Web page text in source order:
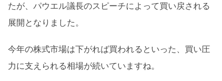
たが、パウエル議長のスピーチによって買い戻される
展開となりました。
今年の株式市場は下がれば買われるといった、買い圧
力に支えられる相場が続いていますね。